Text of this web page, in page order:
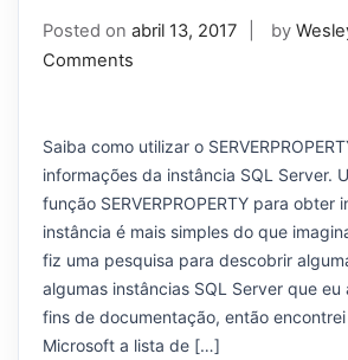
Posted on abril 13, 2017 by
Comments
Saiba como utilizar o
informações da instância SQL Server.
função SERVERPROPERTY para obter
instância é mais simples do que
fiz uma pesquisa para descobrir
algumas instâncias SQL Server que eu
fins de documentação, então
Microsoft a lista de […]